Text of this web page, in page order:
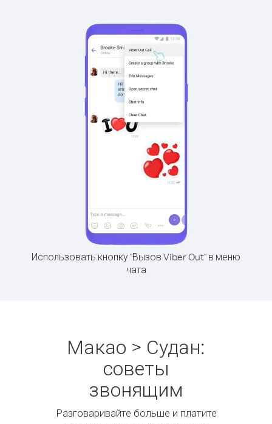
Использовать кнопку "Вызов Viber Out" в меню
чата
Макао > Судан:
советы
звонящим
Разговаривайте больше и платите